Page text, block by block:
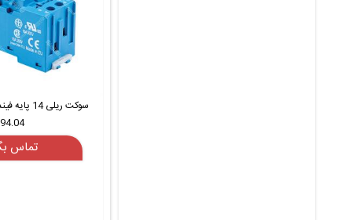
94.04
تماس